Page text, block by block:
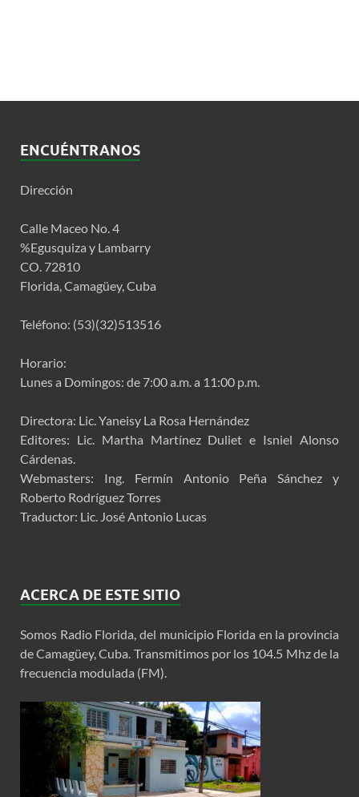
ENCUÉNTRANOS
Dirección
Calle Maceo No. 4
%Egusquiza y Lambarry
CO. 72810
Florida, Camagüey, Cuba
Teléfono: (53)(32)513516
Horario:
Lunes a Domingos: de 7:00 a.m. a 11:00 p.m.
Directora: Lic. Yaneisy La Rosa Hernández
Editores: Lic. Martha Martínez Duliet e Isniel Alonso
Cárdenas.
Webmasters: Ing. Fermín Antonio Peña Sánchez y
Roberto Rodríguez Torres
Traductor: Lic. José Antonio Lucas
ACERCA DE ESTE SITIO
Somos Radio Florida, del municipio Florida en la provincia
de Camagüey, Cuba. Transmitimos por los 104.5 Mhz de la
frecuencia modulada (FM).